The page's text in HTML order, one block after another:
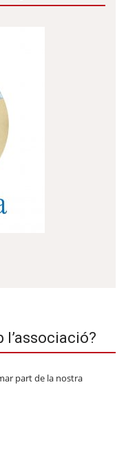
l’associació?
part de la nostra